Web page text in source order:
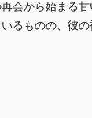
会から始まる
るものの、彼